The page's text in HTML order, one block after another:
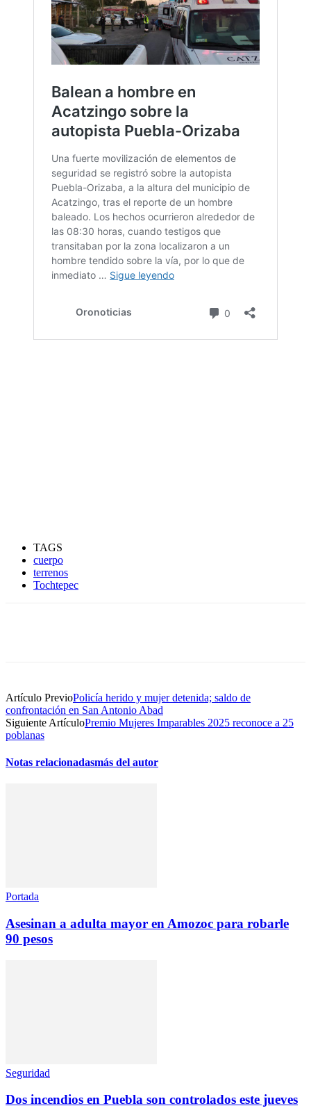
TAGS
cuerpo
terrenos
Tochtepec
Artículo PrevioPolicía herido y mujer detenida; saldo de
confrontación en San Antonio Abad
Siguiente ArtículoPremio Mujeres Imparables 2025 reconoce a 25
poblanas
Notas relacionadasmás del autor
Portada
Asesinan a adulta mayor en Amozoc para robarle
90 pesos
Seguridad
Dos incendios en Puebla son controlados este jueves